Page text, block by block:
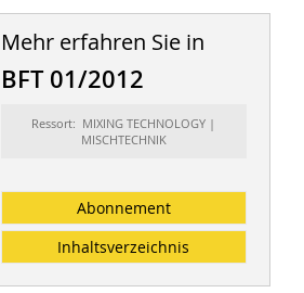
Mehr erfahren Sie in
BFT 01/2012
Ressort: MIXING TECHNOLOGY |
MISCHTECHNIK
Abonnement
Inhaltsverzeichnis